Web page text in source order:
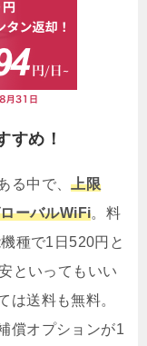
すめ！
る中で、上限
ーバルWiFi。料
種で1日520円と
といってもいい
は送料も無料。
償オプションが1